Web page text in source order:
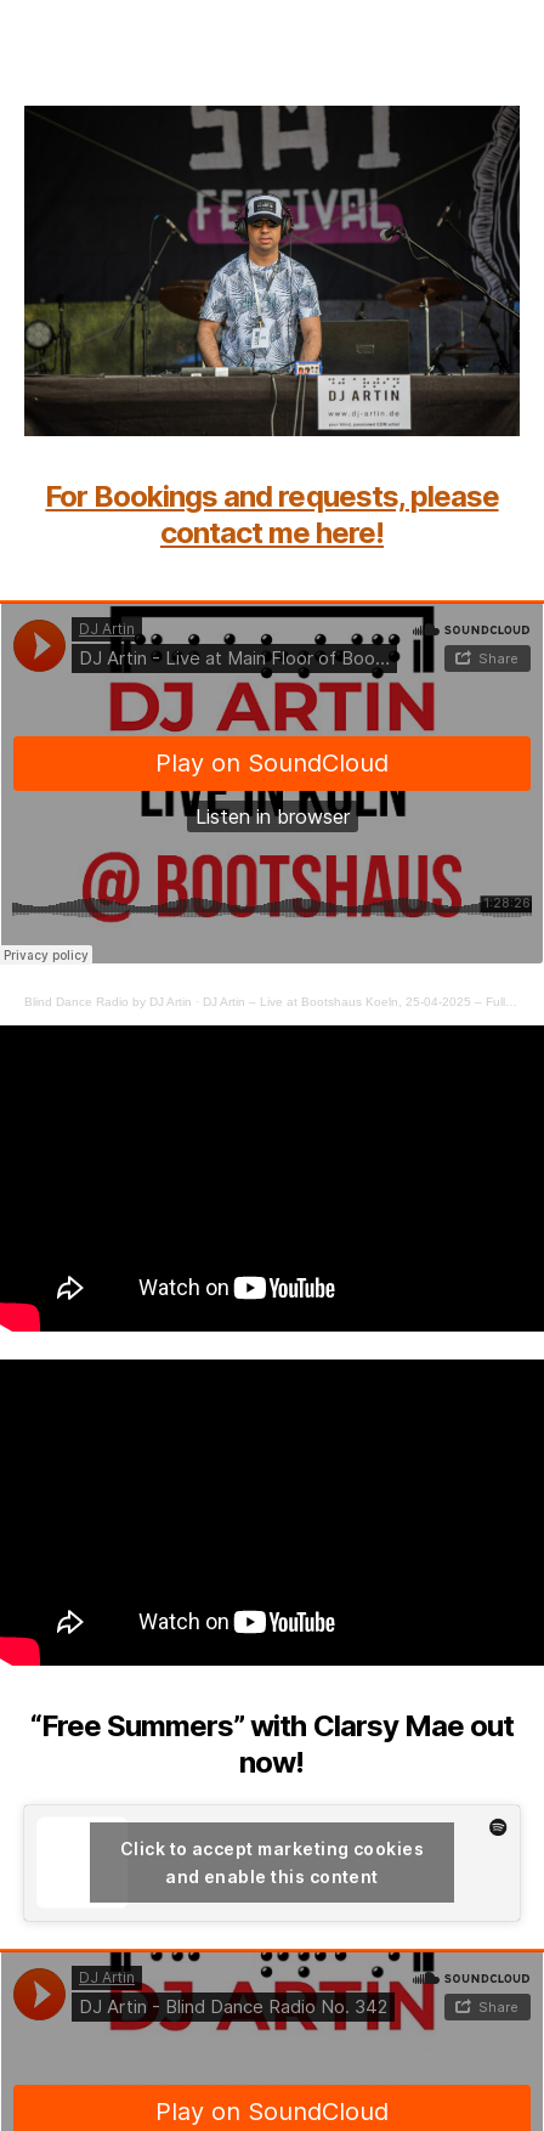
For Bookings and requests, please
contact me here!
Blind Dance Radio by DJ Artin · DJ Artin – Live at Bootshaus Koeln, 25-04-2025 – Full Set
“Free Summers” with Clarsy Mae out
now!
Click to accept marketing cookies
and enable this content